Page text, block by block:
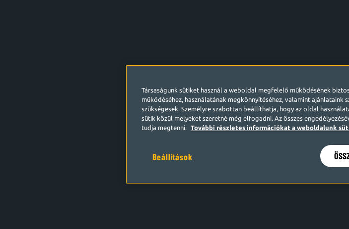
Társaságunk sütiket használ a weboldal megfelelő működésének
működéséhez, használatának megkönnyítéséhez, valamint
szükségesek. Személyre szabottan beállíthatja, hogy az oldal
sütik közül melyeket szeretné még elfogadni. Az összes
tudja megtenni.
További részletes információkat a weboldalunk
Beállítások